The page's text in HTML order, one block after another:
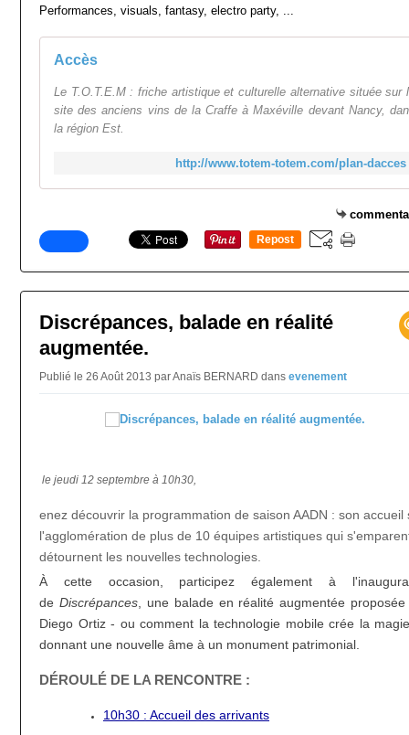
Performances, visuals, fantasy, electro party, ...
Accès
Le T.O.T.E.M : friche artistique et culturelle alternative située sur
site des anciens vins de la Craffe à Maxéville devant Nancy,
la région Est.
http://www.totem-totem.com/plan-dacces
Repost
Discrépances, balade en réalité
augmentée.
Publié le 26 Août 2013 par Anaïs BERNARD dans evenement
le jeudi 12 septembre à 10h30,
enez découvrir la programmation de saison AADN : son accueil
l'agglomération de plus de 10 équipes artistiques qui
détournent les nouvelles technologies.
À cette occasion, participez également à
de Discrépances, une balade en réalité augmentée
Diego Ortiz - ou comment la technologie mobile crée la
donnant une nouvelle âme à un monument patrimonial.
DÉROULÉ DE LA RENCONTRE :
10h30 : Accueil des arrivants